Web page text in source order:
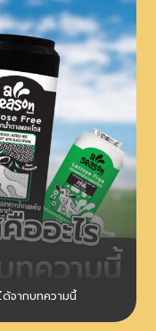
ด้จากบทความนี้